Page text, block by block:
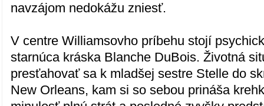
navzájom nedokážu zniesť.
V centre Williamsovho príbehu stojí
starnúca kráska Blanche DuBois. Životná
presťahovať sa k mladšej sestre Stelle do
New Orleans, kam si so sebou prináša